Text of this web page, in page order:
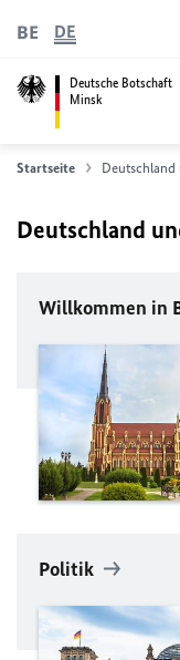
Deutsche Botschaft
Minsk
BE DE
Startseite Deutschland
Deutschland
Willkommen in
Politik